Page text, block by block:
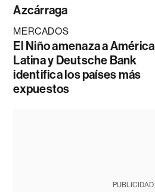
Azcárraga
MERCADOS
El Niño amenaza a América
Latina y Deutsche Bank
identifica los países más
expuestos
PUBLICIDAD